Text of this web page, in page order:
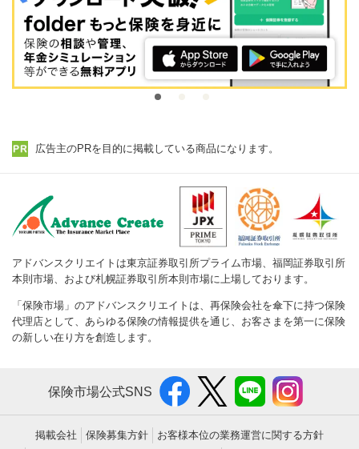
広告主のPRを目的に掲載している商品になります。
アドバンスクリエイトは東京証券取引所プライム市場、福岡証券取引所
本則市場、および札幌証券取引所本則市場に上場しております。
「保険市場」のアドバンスクリエイトは、再保険会社を傘下に持つ保険
代理店として、あらゆる保険の情報提供を通じ、お客さまを第一に保険
の新しい在り方を創造します。
保険市場公式SNS
掲載会社 保険募集方針 お客様本位の業務運営に関する方針